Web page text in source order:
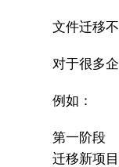
文件迁移
对于很多
例如：
第一阶段
迁移新项